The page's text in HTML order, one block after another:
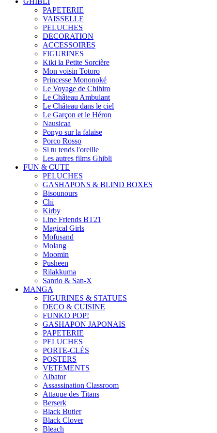
PAPETERIE
VAISSELLE
PELUCHES
DECORATION
ACCESSOIRES
FIGURINES
Kiki la Petite Sorcière
Mon voisin Totoro
Princesse Mononoké
Le Voyage de Chihiro
Le Château Ambulant
Le Château dans le ciel
Le Garçon et le Héron
Nausicaa
Ponyo sur la falaise
Porco Rosso
Si tu tends l'oreille
Les autres films Ghibli
FUN & CUTE
PELUCHES
GASHAPONS & BLIND BOXES
Bisounours
Chi
Kirby
Line Friends BT21
Magical Girls
Mofusand
Molang
Moomin
Pusheen
Rilakkuma
Sanrio & San-X
MANGA
FIGURINES & STATUES
DECO & CUISINE
FUNKO POP!
GASHAPON JAPONAIS
PAPETERIE
PELUCHES
PORTE-CLÉS
POSTERS
VETEMENTS
Albator
Assassination Classroom
Attaque des Titans
Berserk
Black Butler
Black Clover
Bleach